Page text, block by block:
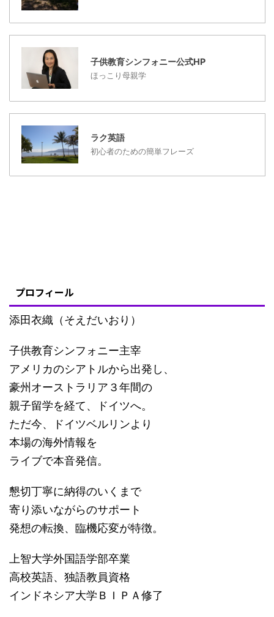
て、４月末ごろから、ド
イツの小学校に通学する
予定です。 学校探しは、
学校の受け入れや住所に
よりますので、日本いる
間に、行くことができる
せんが、ドイツ入りしま
したら、わかりますの
で、ご ...
子供教育シンフォニー公式HP
ほっこり母親学
ラク英語
初心者のための簡単フレーズ
プロフィール
添田衣織（そえだいおり）
子供教育シンフォニー主宰
アメリカのシアトルから出発し、
豪州オーストラリア３年間の
親子留学を経て、ドイツへ。
ただ今、ドイツベルリンより
本場の海外情報を
ライブで本音発信。
懇切丁寧に納得のいくまで
寄り添いながらのサポート
発想の転換、臨機応変が特徴。
上智大学外国語学部卒業
高校英語、独語教員資格
インドネシア大学ＢＩＰＡ修了